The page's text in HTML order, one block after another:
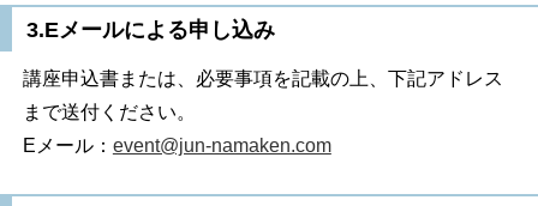
3.Eメールによる申し込み
講座申込書または、必要事項を記載の上、下記アドレス
まで送付ください。
Eメール： event@jun-namaken.com